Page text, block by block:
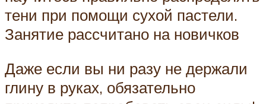
тени при помощи сухой пастели.
Занятие рассчитано на новичков
Даже если вы ни разу не держали
глину в руках, обязательно